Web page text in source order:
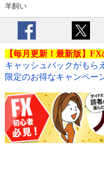
羊飼い
【毎月更新！最新版】
キャッシュバックがもら
限定のお得なキャンペー